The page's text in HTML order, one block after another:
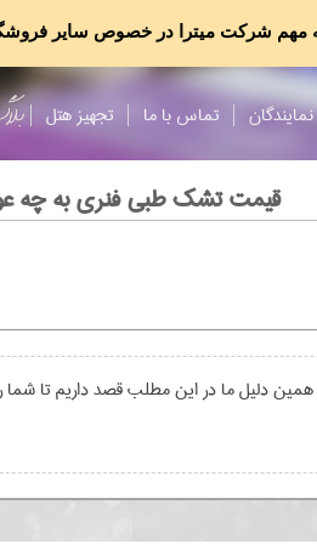
نمایندگان تماس با ما تجهیز هتل
قیمت تشک طبی فنری به چه
دلیل ما در این مطلب قصد داریم تا شما
مهم شرکت میترا در خصوص سایر